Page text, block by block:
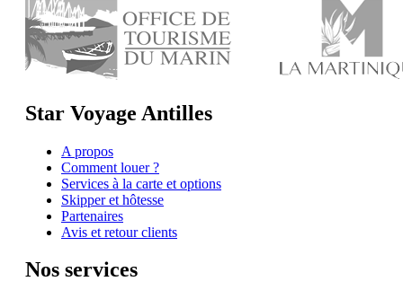
Star Voyage Antilles
A propos
Comment louer ?
Services à la carte et options
Skipper et hôtesse
Partenaires
Avis et retour clients
Nos services